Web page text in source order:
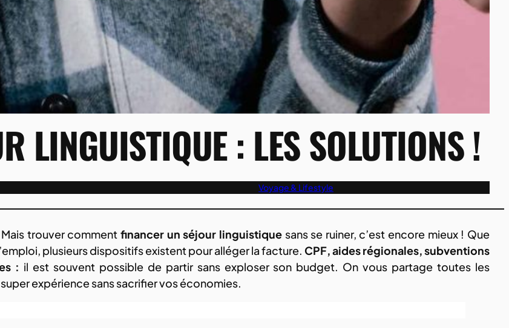
LINGUISTIQUE : LES SOLUTIONS !
Voyage & Lifestyle
Mais trouver comment financer un séjour linguistiquesans se ruiner, c’est encore mieux ! Que
plusieurs dispositifs existent pour alléger la facture. CPF, aides régionales, subventions
: il est souvent possible de partir sans exploser son budget. On vous partage toutes les
expérience sans sacrifier vos économies.